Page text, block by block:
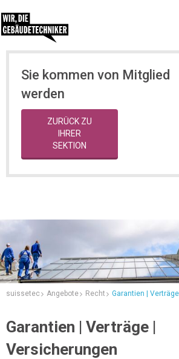
Sie kommen von Mitglied
werden
ZURÜCK ZU
IHRER
SEKTION
suissetec Angebote Recht Garantien |
Garantien | Verträge |
Versicherungen